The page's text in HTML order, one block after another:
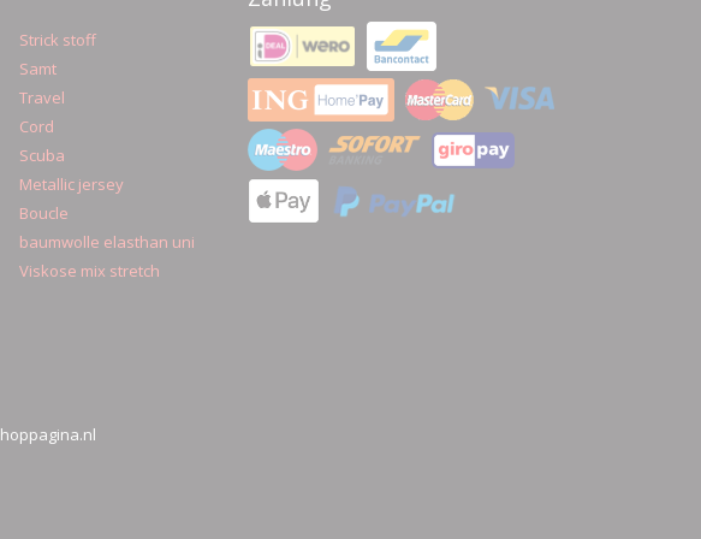
Strick stoff
Samt
Travel
Cord
Scuba
Metallic jersey
Boucle
baumwolle elasthan uni
Viskose mix stretch